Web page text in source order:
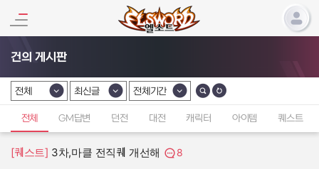
건의 게시판
카테고리 선택
전체
카테고리 선택
최신글
카테고리 선택
전체기간
전체 GM답변 던전 대전 캐릭터 아이템 퀘스트
[퀘스트] 3차,마클 전직퀘 개선해 8